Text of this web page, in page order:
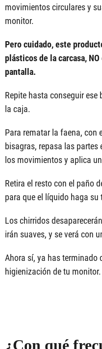
movimientos circulares y
monitor.
Pero cuidado, este
plásticos de la carcasa,
pantalla.
Repite hasta conseguir
la caja.
Para rematar la faena, con
bisagras, repasa las partes
los movimientos y aplica
Retira el resto con el paño
para que el líquido haga su
Los chirridos
irán suaves, y se verá con
Ahora sí, ya has terminado
higienización de tu monitor.
¿Con qué